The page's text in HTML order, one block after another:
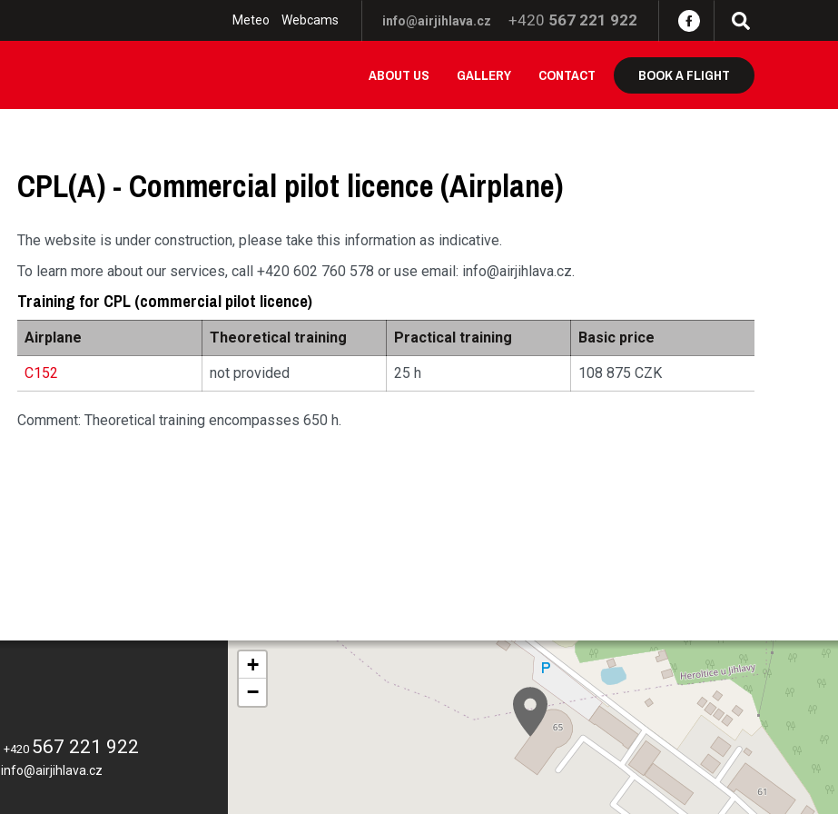
Meteo Webcams info@airjihlava.cz +420 567 221 922
ABOUT US GALLERY CONTACT BOOK A FLIGHT
CPL(A) - Commercial pilot licence (Airplane)
The website is under construction, please take this information as indicative.
To learn more about our services, call +420 602 760 578 or use email: info@airjihlava.cz.
Training for CPL (commercial pilot licence)
Airplane Theoretical training Practical training Basic price
C152 not provided 25 h 108 875 CZK
Comment: Theoretical training encompasses 650 h.
+420 567 221 922
info@airjihlava.cz
+
−